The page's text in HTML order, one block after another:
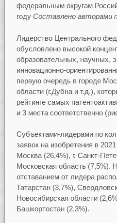
федеральным округам
году Составлено авторами
Лидерство Центрального
обусловлено высокой
образовательных, научных,
инновационно-
первую очередь в городе
области (г.Дубна и т.д.),
рейтинге самых
и 3 места соответственно
Субъектами-лидерами по
заявок на изобретения в
Москва (26,4%), г. Санкт-
Московская область (7,5%).
отставанием от лидера
Татарстан (3,7%),
Новосибирская области
Башкортостан (2,3%).